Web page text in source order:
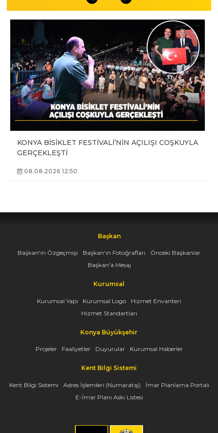
KONYA BİSİKLET FESTİVALİ’NİN AÇILIŞI COŞKUYLA
GERÇEKLEŞTİ
08.08.2026 12:50
Başkan
Başkan'ın Özgeçmişi Başkan'ın Fotoğrafları
Önceki Başkanlar
Başkan'a Mesaj
Kurumsal
Kurumsal Yapı Kurumsal Logo
Hizmet Envanteri
Hizmet Standartları
Konya Büyükşehir
Projeler Faaliyetler Duyurular Kurumsal Haberler
Kent Bilgi Sistemi
Kent Bilgi Sistemi Adres İşlemleri (Numarataj)
İmar Planlama Portalı
E-İmar Planı Askı Listesi